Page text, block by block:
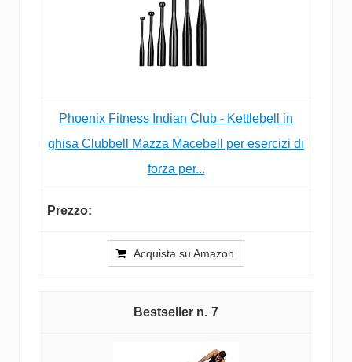
Phoenix Fitness Indian Club - Kettlebell in
ghisa Clubbell Mazza Macebell per esercizi di
forza per...
Acquista su Amazon
7